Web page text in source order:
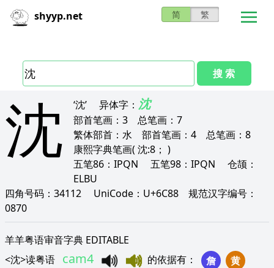
shyyp.net 简 繁
搜 索
沈 ‘沈’ 异体字： 沈
部首笔画： 3 总笔画： 7
繁体部首： 水 部首笔画： 4 总笔画： 8
康熙字典笔画( 沈:8； )
五笔86： IPQN 五笔98： IPQN 仓颉：
ELBU
四角号码： 34112 UniCode： U+6C88 规范汉字编号：
0870
羊羊粤语审音字典 EDITABLE
<沈>读粤语 cam4 的依据有 ： 詹
黄